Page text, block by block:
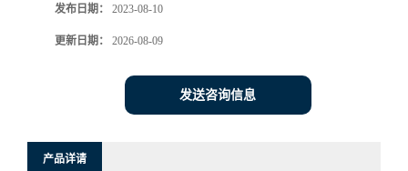
发布日期： 2023-08-10
更新日期： 2026-08-09
发送咨询信息
产品详请